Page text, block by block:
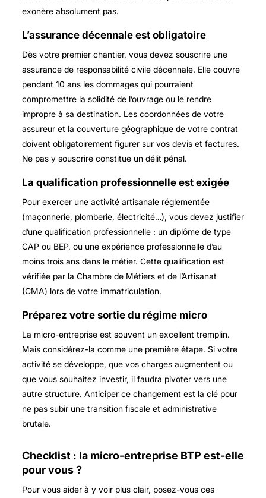
exonère absolument pas.
L’assurance décennale est obligatoire
Dès votre premier chantier, vous devez souscrire une
assurance de responsabilité civile décennale. Elle couvre
pendant 10 ans les dommages qui pourraient
compromettre la solidité de l’ouvrage ou le rendre
impropre à sa destination. Les coordonnées de votre
assureur et la couverture géographique de votre contrat
doivent obligatoirement figurer sur vos devis et factures.
Ne pas y souscrire constitue un délit pénal.
La qualification professionnelle est exigée
Pour exercer une activité artisanale réglementée
(maçonnerie, plomberie, électricité…), vous devez justifier
d’une qualification professionnelle : un diplôme de type
CAP ou BEP, ou une expérience professionnelle d’au
moins trois ans dans le métier. Cette qualification est
vérifiée par la Chambre de Métiers et de l’Artisanat
(CMA) lors de votre immatriculation.
Préparez votre sortie du régime micro
La micro-entreprise est souvent un excellent tremplin.
Mais considérez-la comme une première étape. Si votre
activité se développe, que vos charges augmentent ou
que vous souhaitez investir, il faudra pivoter vers une
autre structure. Anticiper ce changement est la clé pour
ne pas subir une transition fiscale et administrative
brutale.
Checklist : la micro-entreprise BTP est-elle
pour vous ?
Pour vous aider à y voir plus clair, posez-vous ces